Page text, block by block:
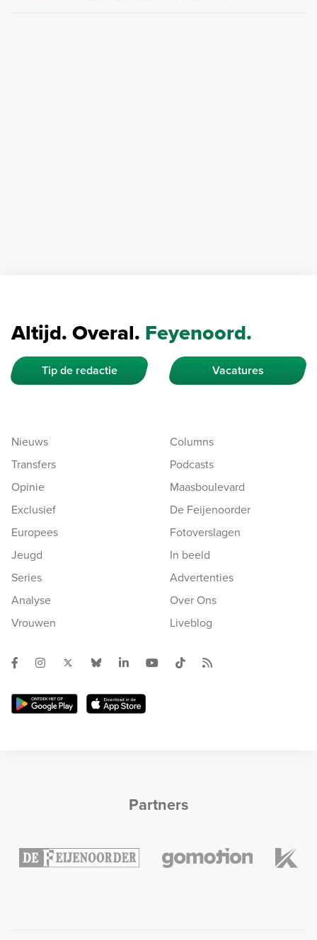
Altijd. Overal. Feyenoord.
Tip de redactie Vacatures
Nieuws
Transfers
Opinie
Exclusief
Europees
Jeugd
Series
Analyse
Vrouwen
Columns
Podcasts
Maasboulevard
De Feijenoorder
Fotoverslagen
In beeld
Advertenties
Over Ons
Liveblog
Partners